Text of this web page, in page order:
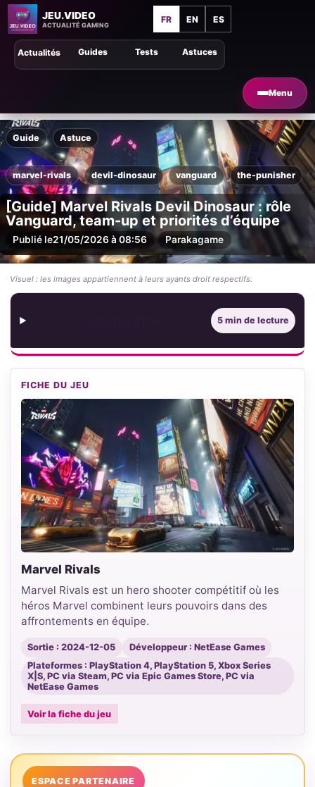
JEU.VIDEO
ACTUALITÉ GAMING
FR EN ES
Menu
Astuces
Guides Tests
Actualités
Guide Astuce
marvel-rivals devil-dinosaur vanguard the-punisher
[Guide] Marvel Rivals Devil Dinosaur : rôle
Vanguard, team-up et priorités d’équipe
Publié le21/05/2026 à 08:56 Parakagame
Visuel : les images appartiennent à leurs ayants droit respectifs.
5 min de lecture
FICHE DU JEU
Marvel Rivals
Marvel Rivals est un hero shooter compétitif où les
héros Marvel combinent leurs pouvoirs dans des
affrontements en équipe.
Sortie : 2024-12-05
Développeur : NetEase Games
Plateformes : PlayStation 4, PlayStation 5, Xbox Series
X|S, PC via Steam, PC via Epic Games Store, PC via
NetEase Games
Voir la fiche du jeu
ESPACE PARTENAIRE